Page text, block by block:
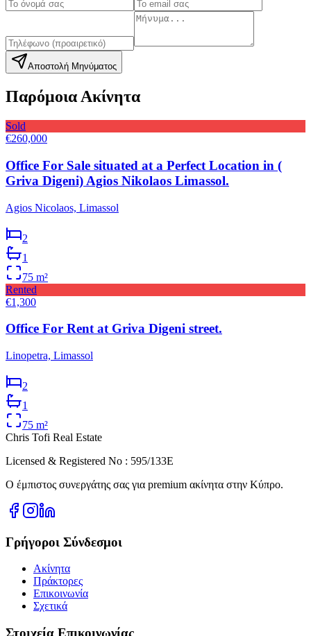
Αποστολή Μηνύματος
Παρόμοια Ακίνητα
Sold
€260,000
Office For Sale situated at a Perfect Location in (
Griva Digeni) Agios Nikolaos Limassol.
Agios Nicolaos, Limassol
2
1
75 m²
Rented
€1,300
Office For Rent at Griva Digeni street.
Linopetra, Limassol
2
1
75 m²
Chris Tofi Real Estate
Licensed & Registered No : 595/133E
Ο έμπιστος συνεργάτης σας για premium ακίνητα στην Κύπρο.
Γρήγοροι Σύνδεσμοι
Ακίνητα
Πράκτορες
Επικοινωνία
Σχετικά
Στοιχεία Επικοινωνίας